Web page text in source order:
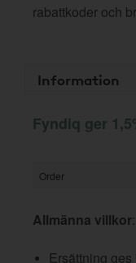
rabattkoder och
Information
Fyndiq ger
Order
Allmänna villkor:
Ersättning